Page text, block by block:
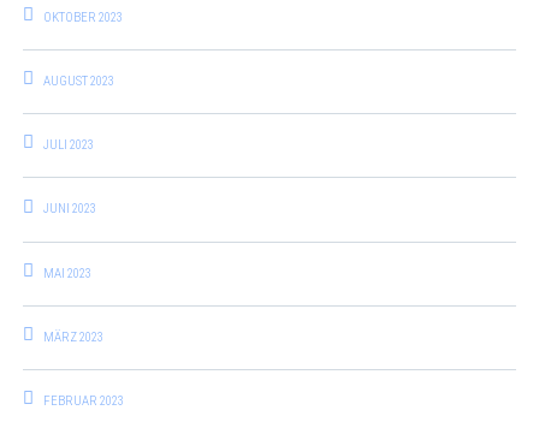
OKTOBER 2023
AUGUST 2023
JULI 2023
JUNI 2023
MAI 2023
MÄRZ 2023
FEBRUAR 2023